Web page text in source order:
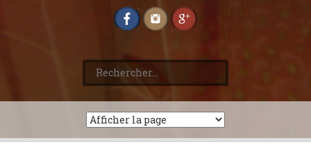
Rechercher :